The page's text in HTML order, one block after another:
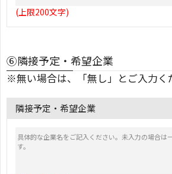
(上限200文字)
⑥隣接予定・希望企業
※無い場合は、「無し」とご入力く
隣接予定・希望企業